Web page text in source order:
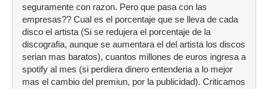
seguramente con razon. Pero que pasa con las
empresas?? Cual es el porcentaje que se lleva de cada
disco el artista (Si se redujera el porcentaje de la
discografia, aunque se aumentara el del artista los discos
serian mas baratos), cuantos millones de euros ingresa a
spotify al mes (si perdiera dinero entenderia a lo mejor
mas el cambio del premiun, por la publicidad). Criticamos